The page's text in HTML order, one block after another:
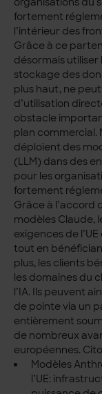
fortement
l’intérieur des
Grâce à ce
désormais utiliser
stockage des
plus haut, ne
d’utilisation
obstacle
plan commercial.
déploient des
(LLM) dans des
pour les
fortement
Grâce à l’accord
modèles Claude,
exigences de
tout en
plus, les clients
les domaines du
l’IA. Ils peuvent
de pointe via un
entièrement
de nombreux
européennes.
Modèles
l’UE: